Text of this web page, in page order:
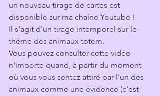
un nouveau tirage de cartes est
disponible sur ma chaîne Youtube !
Il s'agit d'un tirage intemporel sur le
thème des animaux totem.
Vous pouvez consulter cette vidéo
n'importe quand, à partir du moment
où vous vous sentez attiré par l'un des
animaux comme une évidence (c'est